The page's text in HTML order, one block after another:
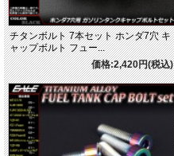
チタンボルト 7本セット ホンダ7穴 キ
ャップボルト フュー...
価格:2,420円(税込)